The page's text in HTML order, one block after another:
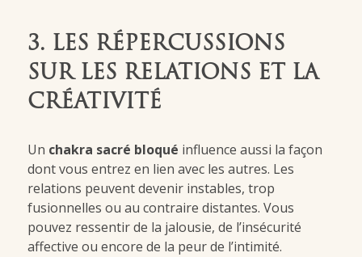
3. LES RÉPERCUSSIONS
SUR LES RELATIONS ET LA
CRÉATIVITÉ
Un chakra sacré bloqué influence aussi la façon
dont vous entrez en lien avec les autres. Les
relations peuvent devenir instables, trop
fusionnelles ou au contraire distantes. Vous
pouvez ressentir de la jalousie, de l’insécurité
affective ou encore de la peur de l’intimité.